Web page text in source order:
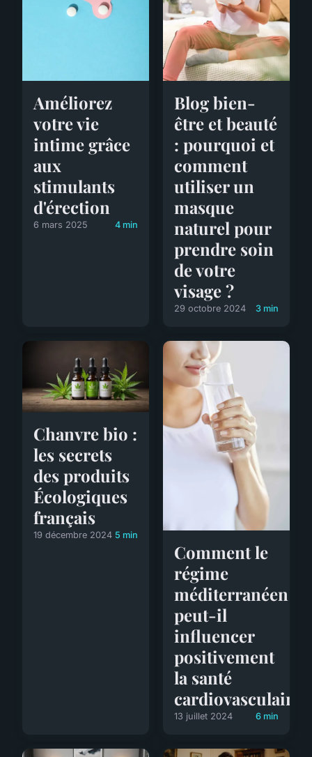
Améliorez
votre vie
intime grâce
aux
stimulants
d'érection
6 mars 2025 4 min
Blog bien-
être et beauté
: pourquoi et
comment
utiliser un
masque
naturel pour
prendre soin
de votre
visage ?
29 octobre 2024 3 min
Chanvre bio :
les secrets
des produits
Écologiques
français
19 décembre 2024 5 min
Comment le
régime
méditerranéen
peut-il
influencer
positivement
la santé
cardiovasculaire?
13 juillet 2024 6 min